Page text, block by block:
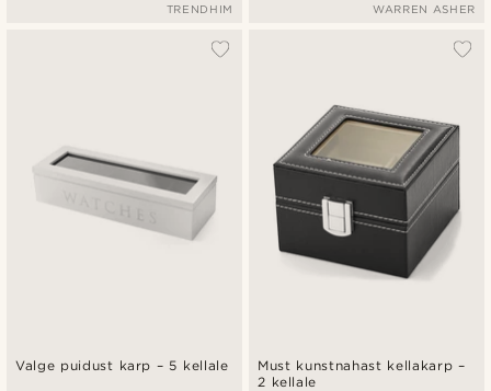
TRENDHIM WARREN ASHER
Valge puidust karp – 5 kellale
Must kunstnahast kellakarp –
2 kellale